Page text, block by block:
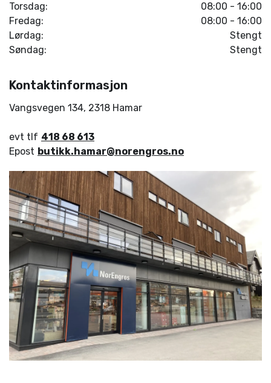
Torsdag:
08:00 - 16:00
Fredag:
08:00 - 16:00
Lørdag:
Stengt
Søndag:
Stengt
Kontaktinformasjon
Vangsvegen 134, 2318 Hamar
evt tlf 418 68 613
Epost butikk.hamar@norengros.no